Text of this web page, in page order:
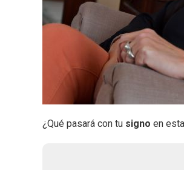
¿Qué pasará con tu signo en